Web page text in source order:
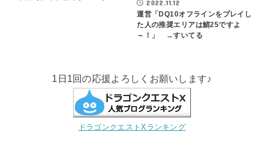
2022.11.12
運営「DQ10オフラインをプレイし
た人の推奨エリアは鯖25ですよ
～！」 →すいてる
1日1回の応援よろしくお願いします♪
ドラゴンクエストXランキング